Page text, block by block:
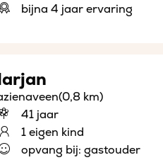
bijna 4 jaar ervaring
(0,8 km)
41 jaar
1 eigen kind
opvang bij: gastouder